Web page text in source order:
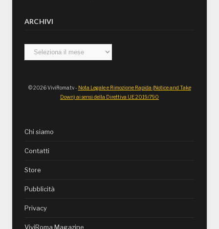
ARCHIVI
Archivi
© 2026 ViviRoma.tv - Nota Legale e Rimozione Rapida (Notice and Take
Down) ai sensi della Direttiva UE 2019/790
Chi siamo
Contatti
Store
Pubblicità
Privacy
ViviRoma Magazine